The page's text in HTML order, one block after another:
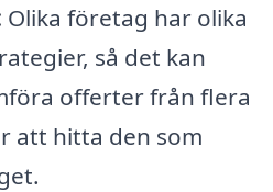
Olika företag har olika
så det kan
offerter från flera
att hitta den som